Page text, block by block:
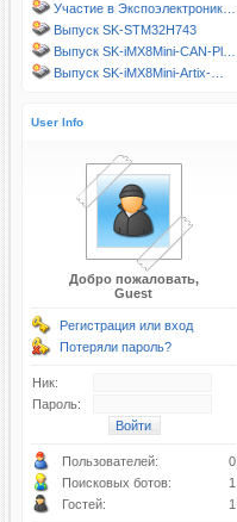
Участие в Экспоэлектроник…
Выпуск SK-STM32H743
Выпуск SK-iMX8Mini-CAN-Pl…
Выпуск SK-iMX8Mini-Artix-…
User Info
Добро пожаловать,
Guest
Регистрация или вход
Потеряли пароль?
Ник:
Пароль:
Пользователей:
0
Поисковых ботов:
1
Гостей:
1